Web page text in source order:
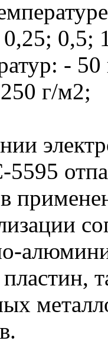
0,5;
-
г/м2;